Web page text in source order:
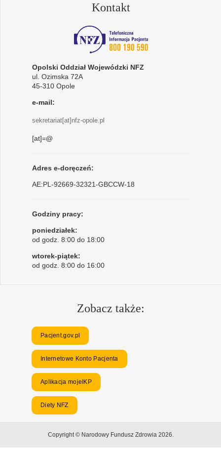
Kontakt
Opolski Oddział Wojewódzki NFZ
ul. Ozimska 72A
45-310 Opole
e-mail:
sekretariat[at]nfz-opole.pl
[at]=@
Adres e-doręczeń:
AE:PL-92669-32321-GBCCW-18
Godziny pracy:
poniedziałek:
od godz. 8:00 do 18:00
wtorek-piątek:
od godz. 8:00 do 16:00
Zobacz także:
Pacjent.gov.pl
Internetowe Konto Pacjenta
Aplikacja mojeIKP
Diety NFZ
Copyright © Narodowy Fundusz Zdrowia 2026.